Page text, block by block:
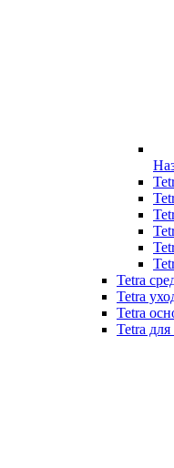
Tetra
Tetra
Tetra
Tetra